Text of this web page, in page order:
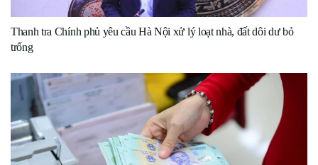
Thanh tra Chính phủ yêu cầu Hà Nội xử lý loạt nhà, đất dôi dư bỏ
trống